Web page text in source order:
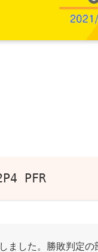
PFR
ました。勝敗判定